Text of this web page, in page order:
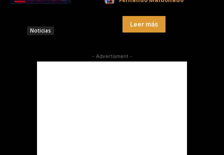
Noticias
Leer más
- Advertisment -